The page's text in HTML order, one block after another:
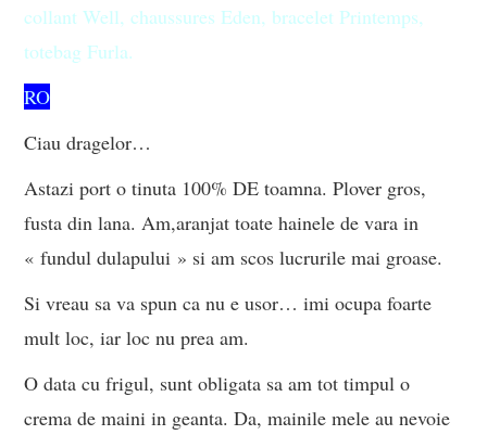
collant Well, chaussures Eden, bracelet Printemps,
totebag Furla.
RO
Ciau dragelor…
Astazi port o tinuta 100% DE toamna. Plover gros,
fusta din lana. Am,aranjat toate hainele de vara in
« fundul dulapului » si am scos lucrurile mai groase.
Si vreau sa va spun ca nu e usor… imi ocupa foarte
mult loc, iar loc nu prea am.
O data cu frigul, sunt obligata sa am tot timpul o
crema de maini in geanta. Da, mainile mele au nevoie